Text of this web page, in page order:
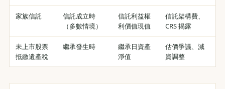
家族信託
信託成立時
（多數情境）
信託利益權
利價值現值
信託架構費、
CRS 揭露
未上市股票
抵繳遺產稅
繼承發生時
繼承日資產
淨值
估價爭議、減
資調整